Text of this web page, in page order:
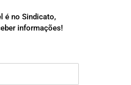
é no Sindicato,
informações!